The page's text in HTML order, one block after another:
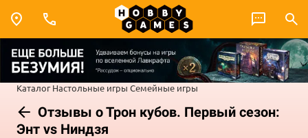
Каталог Настольные игры Семейные игры
Отзывы о Трон кубов. Первый сезон:
Энт vs Ниндзя